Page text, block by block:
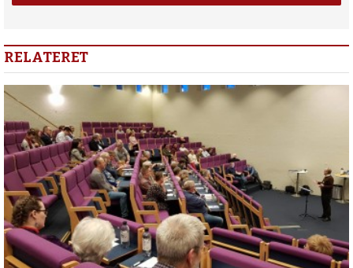
RELATERET